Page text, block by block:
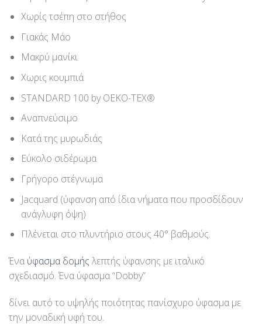
Χωρίς τσέπη στο στήθος
Γιακάς Μάο
Μακρύ μανίκι
Χωρις κουμπιά
STANDARD 100 by OEKO-TEX®
Αναπνεύσιμο
Κατά της μυρωδιάς
Εύκολο σιδέρωμα
Γρήγορο στέγνωμα
Jacquard (ύφανση από ίδια νήματα που προσδίδουν
ανάγλυφη όψη)
Πλένεται στο πλυντήριο στους 40° βαθμούς.
Ένα ύφασμα δομής λεπτής ύφανσης με ιταλικό
σχεδιασμό. Ένα ύφασμα “Dobby”
δίνει αυτό το υψηλής ποιότητας πανίσχυρο ύφασμα με
την μοναδική υφή του.